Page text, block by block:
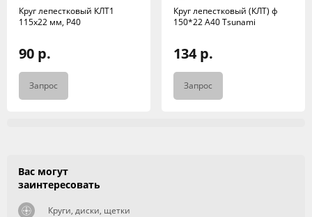
Круг лепестковый КЛТ1
115х22 мм, Р40
90 р.
Запрос
Круг лепестковый (КЛТ) ф
150*22 А40 Tsunami
134 р.
Запрос
Вас могут
заинтересовать
Круги, диски, щетки